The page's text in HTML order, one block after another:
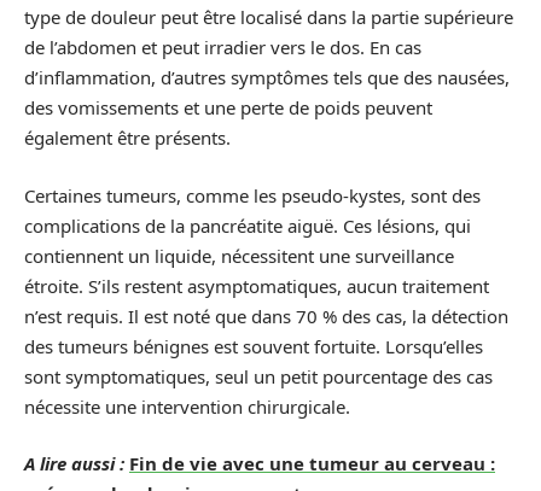
type de douleur peut être localisé dans la partie supérieure
de l’abdomen et peut irradier vers le dos. En cas
d’inflammation, d’autres symptômes tels que des nausées,
des vomissements et une perte de poids peuvent
également être présents.
Certaines tumeurs, comme les pseudo-kystes, sont des
complications de la pancréatite aiguë. Ces lésions, qui
contiennent un liquide, nécessitent une surveillance
étroite. S’ils restent asymptomatiques, aucun traitement
n’est requis. Il est noté que dans 70 % des cas, la détection
des tumeurs bénignes est souvent fortuite. Lorsqu’elles
sont symptomatiques, seul un petit pourcentage des cas
nécessite une intervention chirurgicale.
A lire aussi : Fin de vie avec une tumeur au cerveau :